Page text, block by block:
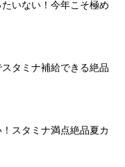
いない！今年こそ極め
タミナ補給できる絶品
スタミナ満点絶品夏カ